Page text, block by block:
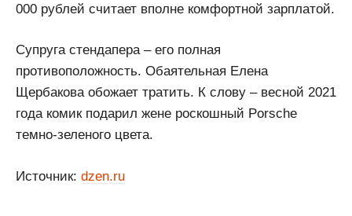
000 рублей считает вполне комфортной зарплатой.
Супруга стендапера – его полная
противоположность. Обаятельная Елена
Щербакова обожает тратить. К слову – весной 2021
года комик подарил жене роскошный Porsche
темно-зеленого цвета.
Источник: dzen.ru